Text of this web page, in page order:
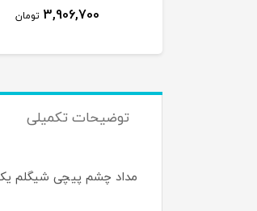
1,630,700 تومان
توضیحات تکمیلی
مداد چشم پیچی شیگلم یک